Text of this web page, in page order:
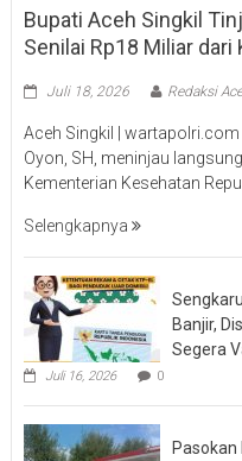
Bupati Aceh Singkil
Senilai Rp18 Miliar
Juli 18, 2026 Redaksi
Aceh Singkil |
Oyon, SH, meninjau
Kementerian Kesehatan
Selengkapnya
Banjir,
Segera
Juli 16, 2026 0
Pasokan